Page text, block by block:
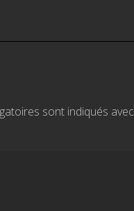
sont indiqués avec